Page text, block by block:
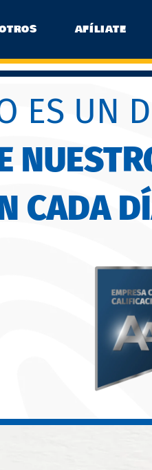
AFÍLIATE
ES UN
CADA